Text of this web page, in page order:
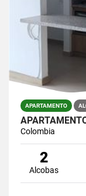
APARTAMENTO
Colombia
2
Alcobas